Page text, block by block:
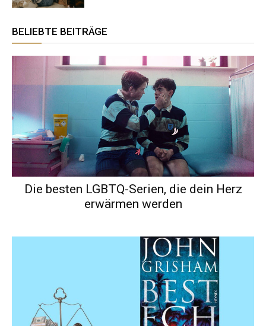
BELIEBTE BEITRÄGE
Die besten LGBTQ-Serien, die dein Herz
erwärmen werden